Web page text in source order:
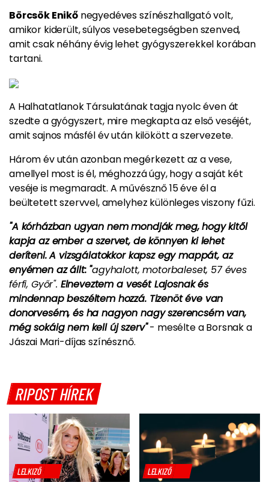
Börcsök Enikőnegyedéves színészhallgató volt,
amikor kiderült, súlyos vesebetegségben szenved,
amit csak néhány évig lehet gyógyszerekkel korában
tartani.
A Halhatatlanok Társulatának tagja nyolc éven át
szedte a gyógyszert, mire megkapta az első veséjét,
amit sajnos másfél év után kilökött a szervezete.
Három év után azonban megérkezett az a vese,
amellyel most is él, méghozzá úgy, hogy a saját két
veséje is megmaradt. A művésznő 15 éve él a
beültetett szervvel, amelyhez különleges viszony fűzi.
"A kórházban ugyan nem mondják meg, hogy kitől
kapja az ember a szervet, de könnyen ki lehet
deríteni. A vizsgálatokkor kapsz egy mappát, az
enyémen az állt: "agyhalott, motorbaleset, 57 éves
férfi, Győr". Elneveztem a vesét Lajosnak és
mindennap beszéltem hozzá. Tizenöt éve van
donorvesém, és ha nagyon nagy szerencsém van,
még sokáig nem kell új szerv"- mesélte a Borsnak a
Jászai Mari-díjas színésznő.
RIPOST HÍREK
LELKIZŐ LELKIZŐ